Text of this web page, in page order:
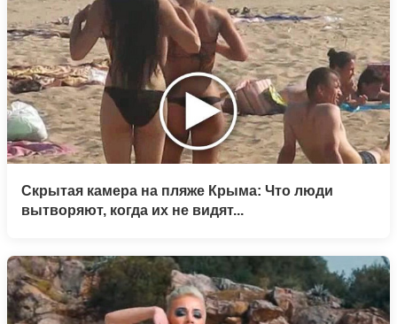
Скрытая камера на пляже Крыма: Что люди
вытворяют, когда их не видят...